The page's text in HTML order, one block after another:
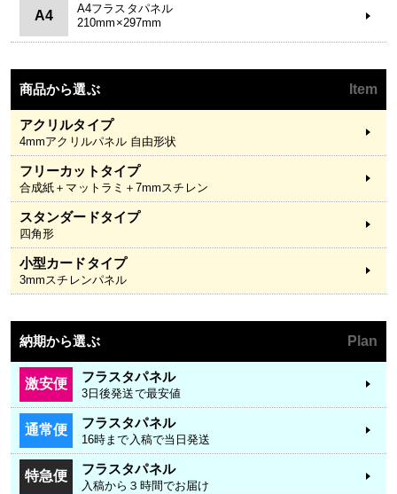
A4
A4フラスタパネル
210mm×297mm
商品から選ぶ Item
アクリルタイプ
4mmアクリルパネル 自由形状
フリーカットタイプ
合成紙＋マットラミ＋7mmスチレン
スタンダードタイプ
四角形
小型カードタイプ
3mmスチレンパネル
納期から選ぶ Plan
激安便 フラスタパネル
3日後発送で最安値
通常便 フラスタパネル
16時まで入稿で当日発送
特急便 フラスタパネル
入稿から３時間でお届け